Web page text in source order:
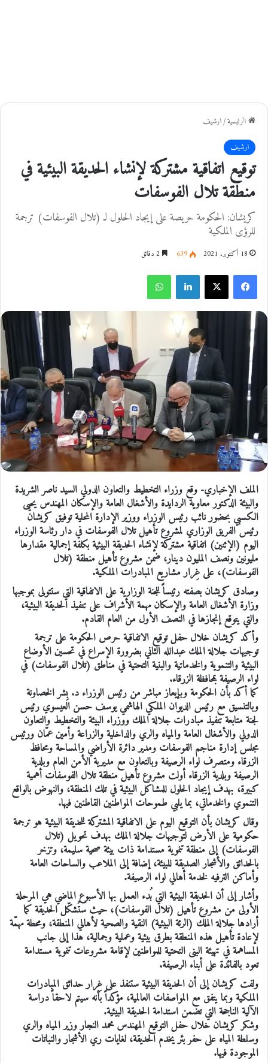
الرئيسية/ارشيف
ارشيف
توقيع اتفاقية مشتركة لإنشاء الحديقة البيئية في
منطقة تلال الفوسفات
كريشان: الحكومة حريصة على إيجاد الحلول لـ (تلال الفوسفات) ترجمة
للرؤى الملكية
18 أكتوبر، 2021 639
فيسبوك
الملف الإخباري- وقع وزراء التخطيط والتعاون الدولي السيد ناصر الشريدة
والبيئة الدكتور معاوية الردايدة والأشغال العامة والإسكان المهندس يحيى
الكسبي بحضور نائب رئيس الوزراء ووزير الإدارة المحلية توفيق كريشان
رئيس الفريق الوزاري لمشروع تأهيل تلال الفوسفات في دار رئاسة الوزراء
اليوم (الإثنين) اتفاقية مشتركة لإنشاء الحديقة البيئية بكلفة إجمالية مقدارها
مليونين ونصف المليون دينار، ضمن مشروع تأهيل منطقة (تلال
الفوسفات)، على غِرار مشاريع المبادرات الملكية.
وصادق كريشان بصفته رئيساً للجنة الوزارية على الاتفاقية التي ستتولى بموجبها
وزارة الأشغال العامة والإسكان مهمة الأشراف على تنفيذ الحديقة البيئية،
والتي يتوقع إنجازها في النصف الأول من العام القادم.
وأكد كريشان خلال حفل توقيع الاتفاقية حرص الحكومة على ترجمة
توجيهات جلالة الملك عبدالله الثاني بضرورة الإسراع في تحسين الأوضاع
البيئية والتنموية والخدماتية والبنية التحتية في مناطق (تلال الفوسفات) في
لواء الرصيفة بمحافظة الزرقاء.
كما أكد بأن الحكومة وبإيعاز مباشر من رئيس الوزراء د. بِشر الخصاونة
وبالتنسيق مع رئيس الديوان الملكي الهاشمي يوسف حسن العيسوي رئيس
لجنة متابعة تنفيذ مبادرات جلالة الملك ووزراء البيئة والتخطيط والتعاون
الدولي والأشغال العامة والمياه والري والداخلية والزراعة وأمين عمّان ورئيس
مجلس إدارة مناجم الفوسفات ومدير دائرة الأراضي والمساحة ومحافظ
الزرقاء ومتصرف لواء الرصيفة وبالتعاون مع مديرية الأمن العام وبلدية
الرصيفة وبلدية الزرقاء أولت مشروع تأهيل منطقة تلال الفوسفات أهمية
كبيرة، بهدف إيجاد الحلول للمشاكل البيئية في تلك المنطقة، والنهوض بالواقع
التنموي والخدماتي، بما يلبي طموحات المواطنين القاطنين فيها.
وقال كريشان بأن التوقيع اليوم على الاتفاقية المشتركة للحديقة البيئية هو ترجمة
حكومية على الأرض لتوجيهات جلالة الملك بهدف تحويل (تلال
الفوسفات) إلى منطقة تنموية مستدامة ذات بيئة صحية سليمة، وتزخر
بالحدائق والأشجار الصديقة للبيئة، إضافة إلى الملاعب والساحات العامة
وأماكن الترفيه لخدمة أهالي لواء الرصيفة.
وأشار إلى أن الحديقة البيئية التي بُدء العمل بها الأسبوع الماضي هي المرحلة
الأولى من مشروع تأهيل (تلال الفوسفات)، حيث ستُشكّل الحديقة كما
أرادها جلالة الملك (الرئة البيئية) النقية والصحية لأهالي المنطقة، ومحطة مهمّة
لإعادة تأهيل هذه المنطقة بطرق بيئية وعملية وجمالية، هذا إلى جانب
المساهمة في تهيئة البنى التحتية للمواطنين لإقامة مشروعات تنموية مستدامة
تعود بالفائدة على أبناء الرصيفة.
ولفت كريشان إلى أن الحديقة البيئية ستنفذ على غِرار حدائق المبادرات
الملكية وبما يتفق مع المواصفات العالمية، مؤكداً بأنه سيتم لاحقاً دراسة
الآلية الناجحة التي تضمن استدامة الحديقة البيئية.
وشكر كريشان خلال حفل التوقيع المهندس محمد النجار وزير المياه والري
وسلطة المياه على حفر بئر يخدم الحديقة، لغايات ري الأشجار والنباتات
الموجودة فيها.